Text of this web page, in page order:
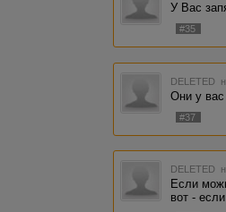
У Вас
#35
DELETED
Они у вас
#37
DELETED
Если
вот -